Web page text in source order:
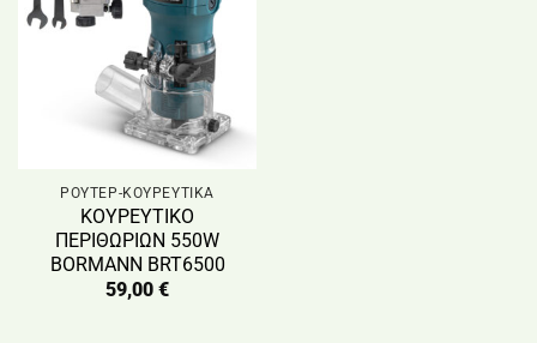
ΡΟΥΤΕΡ-ΚΟΥΡΕΥΤΙΚΑ
ΚΟΥΡΕΥΤΙΚΟ
ΠΕΡΙΘΩΡΙΩΝ 550W
BORMANN BRT6500
59,00 €